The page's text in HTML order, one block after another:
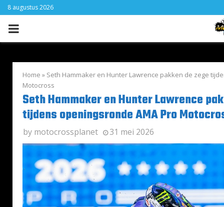
8 augustus 2026
PRIMARY
Home » Seth Hammaker en Hunter Lawrence pakken de zege
Motocross
Seth Hammaker en Hunter Lawrence
tijdens openingsronde AMA Pro
by motocrossplanet 31 mei 2026